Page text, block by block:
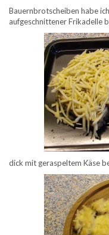
Bauernbrotscheiben habe
aufgeschnittener Frikadelle
dick mit geraspeltem Käse